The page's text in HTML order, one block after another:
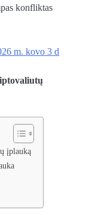
konfliktas
m. kovo 3 d
įplauką